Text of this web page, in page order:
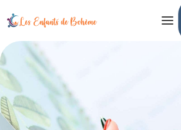
LES ENFANTS DE